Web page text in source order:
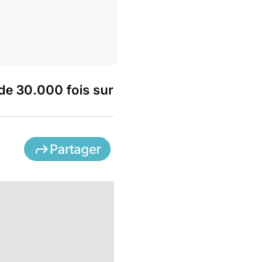
30.000 fois sur
Partager